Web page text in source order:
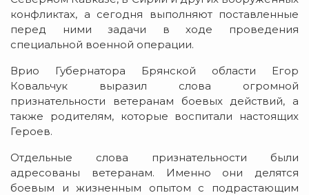
конфликтах, а сегодня выполняют поставленные
перед ними задачи в ходе проведения
специальной военной операции.
Врио Губернатора Брянской области Егор
Ковальчук выразил слова огромной
признательности ветеранам боевых действий, а
также родителям, которые воспитали настоящих
Героев.
Отдельные слова признательности были
адресованы ветеранам. Именно они делятся
боевым и жизненным опытом с подрастающим